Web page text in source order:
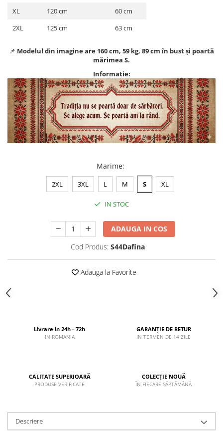
XL
120 cm
60 cm
2XL
125 cm 63 cm
📌 Modelul din imagine are 160 cm, 59 kg, 89 cm în bust și poartă
mărimea S.
Informatie:
Marime:
2XL 3XL L M S XL
IN STOC
ADAUGA IN COS
Cod Produs: S44Dafina
Adauga la Favorite
Livrare in 24h - 72h
IN ROMANIA
GARANȚIE DE RETUR
IN TERMEN DE 14 ZILE
CALITATE SUPERIOARĂ
PRODUSE VERIFICATE
COLECȚIE NOUĂ
ÎN FIECARE SĂPTĂMÂNĂ
Descriere